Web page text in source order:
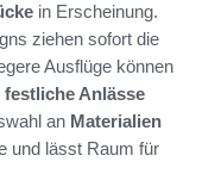
in Erscheinung.
ziehen sofort die
Ausflüge können
festliche Anlässe
an Materialien
und lässt Raum für